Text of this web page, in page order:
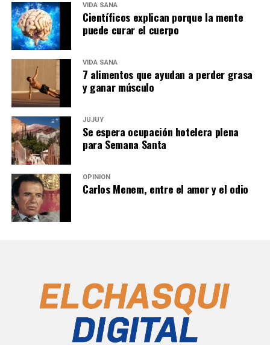
VIDA SANA
Científicos explican porque la mente
puede curar el cuerpo
VIDA SANA
7 alimentos que ayudan a perder grasa
y ganar músculo
JUJUY
Se espera ocupación hotelera plena
para Semana Santa
OPINIÓN
Carlos Menem, entre el amor y el odio